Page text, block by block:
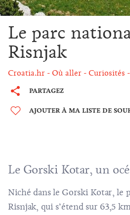
Le parc
Risnjak
Croatia.hr Où aller Curiosités
PARTAGEZ
AJOUTER À MA LISTE DE
Le Gorski Kotar, un
Niché dans le Gorski Kotar, le
Risnjak, qui s’étend sur 63,5